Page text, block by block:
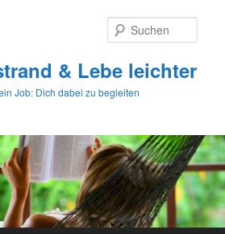
& Lebe leichter
Job: Dich dabei zu begleiten